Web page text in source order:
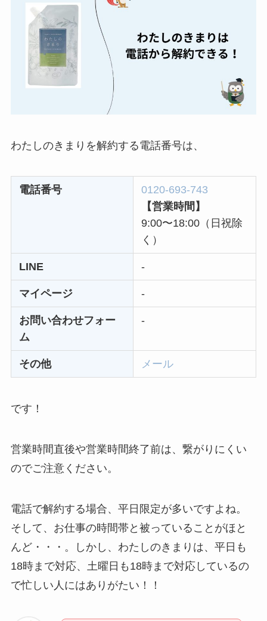
ベストタイミングを
詳しく解説！
ユンス美容液の解約
まとめ！電話が繋が
らない時の裏ワザ
なにわサプリ
なぜ解約できない？
電話以外に手続きす
る方法ある？
ニューZの解約まと
め！電話が繋がらな
い時の裏ワザ
解約できない？バロ
わたしのきまりを解約する電話番号は、
電話番号
0120-693-743
【営業時間】
9:00〜18:00（日祝除
く）
LINE -
マイページ -
お問い合わせフォー
ム
-
その他 メール
です！
営業時間直後や営業時間終了前は、繋がりにくい
のでご注意ください。
電話で解約する場合、平日限定が多いですよね。
そして、お仕事の時間帯と被っていることがほと
んど・・・。しかし、わたしのきまりは、平日も
18時まで対応、土曜日も18時まで対応しているの
で忙しい人にはありがたい！！